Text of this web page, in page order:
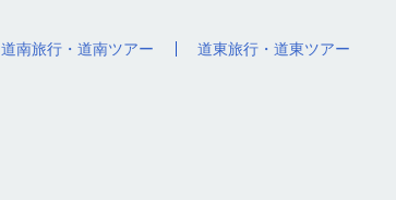
道南旅行・道南ツアー 道東旅行・道東ツアー